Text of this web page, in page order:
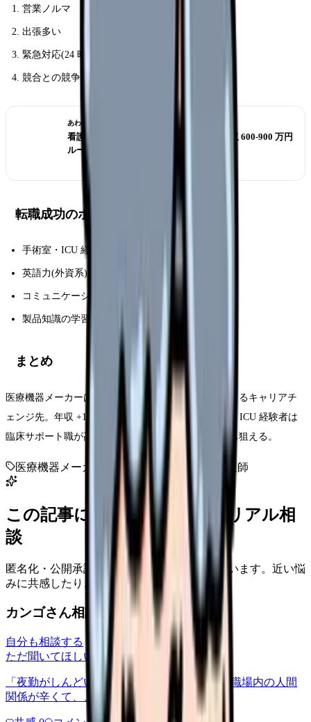
営業ノルマ
出張多い
緊急対応(24 時間体制のことも)
競合との競争
あわせて読みたい
看護師から医療機器メーカーへ転職｜年収 600-900 万円
ルート
転職成功のポイント
手術室・ICU 経験が有利
英語力(外資系)
コミュニケーション力
製品知識の学習意欲
まとめ
医療機器メーカーは看護師の技術知識を最大活用できるキャリアチ
ェンジ先。年収 +150-400 万円+土日祝休み。手術室・ICU 経験者は
臨床サポート職が高需要、外資系は英語力で高年収も狙える。
医療機器メーカー キャリアチェンジ 看護師
この記事に近い看護師さんのリアル相
談
匿名化・公開承認済みの本音だけを表示しています。近い悩
みに共感したり、自分の状況を投稿できます。
カンゴさん相談室から共有された相談
自分も相談する
ただ聞いてほしい
relationships 2026/6/13
「夜勤がしんどい」について相談したいです 職場内の人間
関係が辛くて、、、